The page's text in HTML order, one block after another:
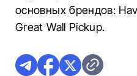
основных брендов:
Great Wall Pickup.